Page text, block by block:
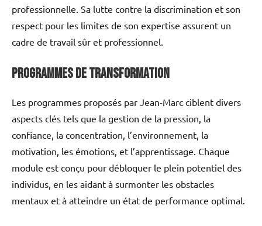
professionnelle. Sa lutte contre la discrimination et son
respect pour les limites de son expertise assurent un
cadre de travail sûr et professionnel.
Programmes de Transformation
Les programmes proposés par Jean-Marc ciblent divers
aspects clés tels que la gestion de la pression, la
confiance, la concentration, l’environnement, la
motivation, les émotions, et l’apprentissage. Chaque
module est conçu pour débloquer le plein potentiel des
individus, en les aidant à surmonter les obstacles
mentaux et à atteindre un état de performance optimal.